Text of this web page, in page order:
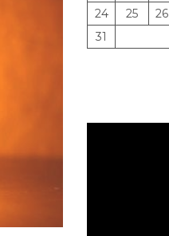
24
25 26
31